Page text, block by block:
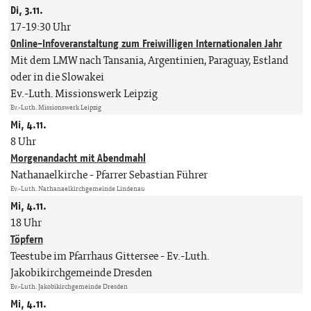
Di, 3.11.
17-19:30 Uhr
Online-Infoveranstaltung zum Freiwilligen Internationalen Jahr
Mit dem LMW nach Tansania, Argentinien, Paraguay, Estland
oder in die Slowakei
Ev.-Luth. Missionswerk Leipzig
Ev.-Luth. Missionswerk Leipzig
Mi, 4.11.
8 Uhr
Morgenandacht mit Abendmahl
Nathanaelkirche Pfarrer Sebastian Führer
Ev.-Luth. Nathanaelkirchgemeinde Lindenau
Mi, 4.11.
18 Uhr
Töpfern
Teestube im Pfarrhaus Gittersee Ev.-Luth.
Jakobikirchgemeinde Dresden
Ev.-Luth. Jakobikirchgemeinde Dresden
Mi, 4.11.